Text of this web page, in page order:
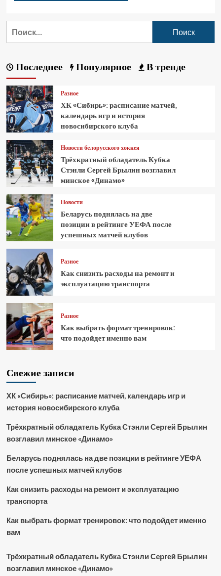
Последнее Популярное В тренде
Разное
ХК «Сибирь»: расписание матчей,
календарь игр и история
новосибирского клуба
Новости белорусского хоккея
Трёхкратный обладатель Кубка
Стэнли Сергей Брылин возглавил
минское «Динамо»
Новости
Беларусь поднялась на две
позиции в рейтинге УЕФА после
успешных матчей клубов
Разное
Как снизить расходы на ремонт и
эксплуатацию транспорта
Разное
Как выбрать формат тренировок:
что подойдет именно вам
Свежие записи
ХК «Сибирь»: расписание матчей, календарь игр и
история новосибирского клуба
Трёхкратный обладатель Кубка Стэнли Сергей Брылин
возглавил минское «Динамо»
Беларусь поднялась на две позиции в рейтинге УЕФА
после успешных матчей клубов
Как снизить расходы на ремонт и эксплуатацию
транспорта
Как выбрать формат тренировок: что подойдет именно
вам
Трёхкратный обладатель Кубка Стэнли Сергей Брылин
возглавил минское «Динамо»